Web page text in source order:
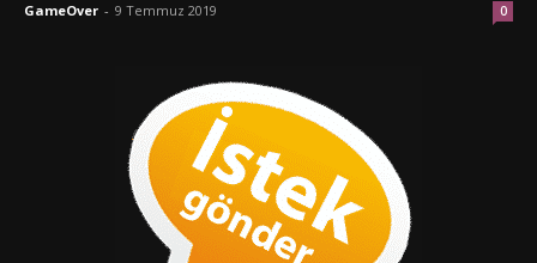
GameOver - 9 Temmuz 2019 0